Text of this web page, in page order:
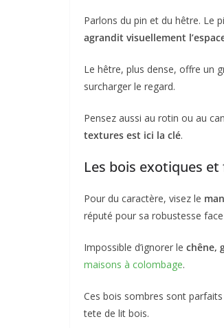
Parlons du pin et du hêtre. Le
agrandit visuellement
Le hêtre, plus dense, offre un
surcharger le regard.
Pensez aussi au rotin ou au
textures est ici la clé.
Les bois exotiques
Pour du caractère, visez le
réputé pour sa robustesse
Impossible d’ignorer le chêne,
maisons à colombage.
Ces bois sombres sont
tete de lit bois.